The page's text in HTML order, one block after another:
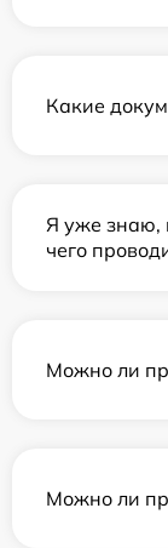
Какие
Я уже знаю,
чего
Можно ли
Можно ли